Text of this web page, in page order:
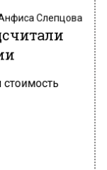
Анфиса Слепцова